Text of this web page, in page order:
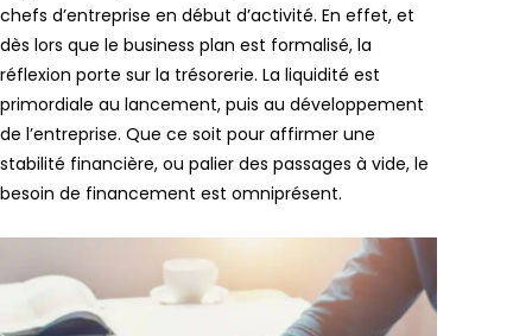
chefs d’entreprise en début d’activité. En effet, et
dès lors que le business plan est formalisé, la
réflexion porte sur la trésorerie. La liquidité est
primordiale au lancement, puis au développement
de l’entreprise. Que ce soit pour affirmer une
stabilité financière, ou palier des passages à vide, le
besoin de financement est omniprésent.